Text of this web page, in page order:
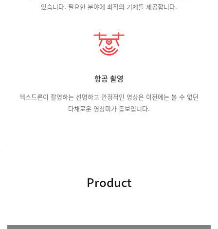
있습니다. 필요한 분야에 최적의 기체를 제공합니다.
항공 촬영
엑스드론이 촬영하는 선명하고 안정적인 영상은 이전에는 볼 수 없던
다채로운 영상미가 돋보입니다.
Product